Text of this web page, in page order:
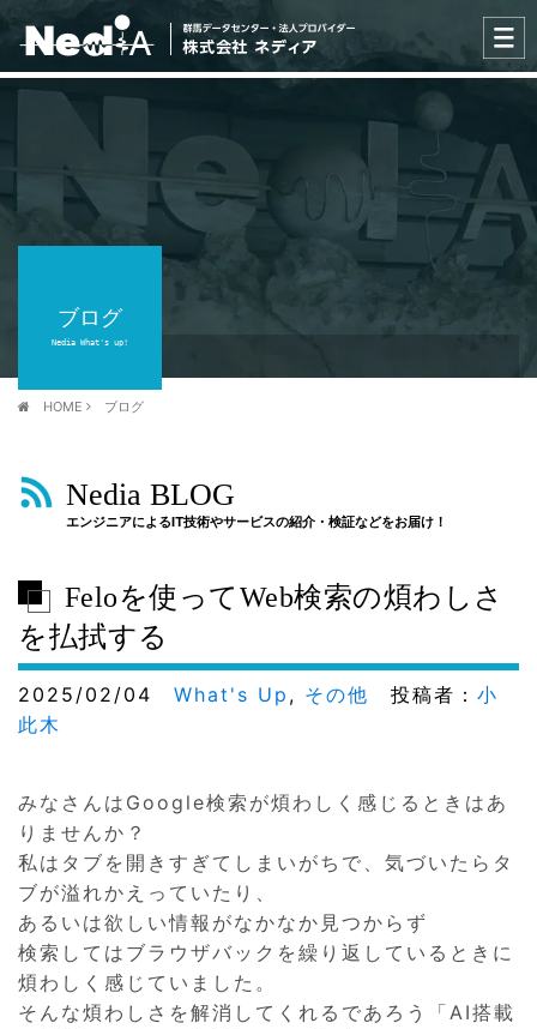
ブログ
Nedia What's up!
HOME ブログ
Nedia BLOG
エンジニアによるIT技術やサービスの紹介・検証などをお届け！
Feloを使ってWeb検索の煩わしさ
を払拭する
2025/02/04 What's Up , その他 投稿者： 小
此木
みなさんはGoogle検索が煩わしく感じるときはあ
りませんか？
私はタブを開きすぎてしまいがちで、気づいたらタ
ブが溢れかえっていたり、
あるいは欲しい情報がなかなか見つからず
検索してはブラウザバックを繰り返しているときに
煩わしく感じていました。
そんな煩わしさを解消してくれるであろう「AI搭載